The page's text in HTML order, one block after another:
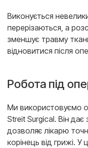
Виконується
перерізаються, а
зменшує травму
відновитися після
Робота під
Ми використовуємо
Streit Surgical. Він дає
дозволяє лікарю
корінець від грижі. У